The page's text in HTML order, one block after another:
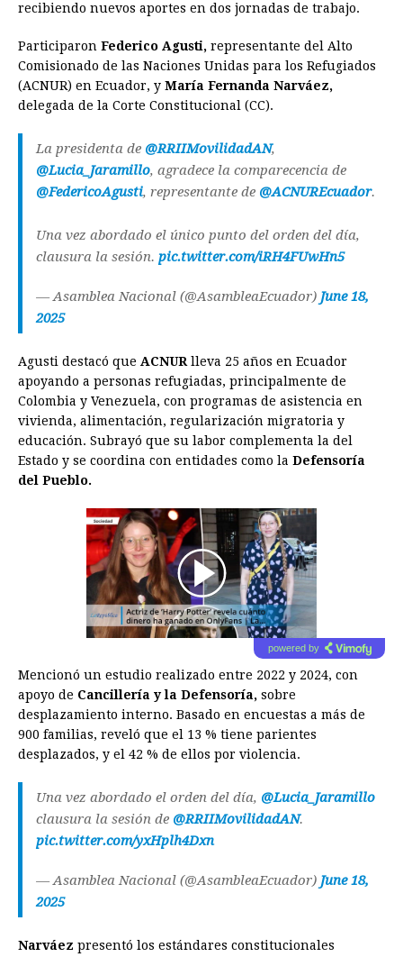
o
o
k
n
g
e
r
A
p
p
d
s
r
e
s
d
I
n
i
k
recibiendo nuevos aportes en dos jornadas de trabajo.
Participaron Federico Agusti, representante del Alto
Comisionado de las Naciones Unidas para los Refugiados
(ACNUR) en Ecuador, y María Fernanda Narváez,
delegada de la Corte Constitucional (CC).
La presidenta de @RRIIMovilidadAN,
@Lucia_Jaramillo, agradece la comparecencia de
@FedericoAgusti, representante de @ACNUREcuador.
Una vez abordado el único punto del orden del día,
clausura la sesión. pic.twitter.com/iRH4FUwHn5
— Asamblea Nacional (@AsambleaEcuador) June 18,
2025
Agusti destacó que ACNURlleva 25 años en Ecuador
apoyando a personas refugiadas, principalmente de
Colombia y Venezuela, con programas de asistencia en
vivienda, alimentación, regularización migratoria y
educación. Subrayó que su labor complementa la del
Estado y se coordina con entidades como la Defensoría
del Pueblo.
00:00/01:00
powered by
Mencionó un estudio realizado entre 2022 y 2024, con
apoyo de Cancillería y la Defensoría, sobre
desplazamiento interno. Basado en encuestas a más de
900 familias, reveló que el 13 % tiene parientes
desplazados, y el 42 % de ellos por violencia.
Una vez abordado el orden del día, @Lucia_Jaramillo
clausura la sesión de @RRIIMovilidadAN.
pic.twitter.com/yxHplh4Dxn
— Asamblea Nacional (@AsambleaEcuador) June 18,
2025
Narváez presentó los estándares constitucionales